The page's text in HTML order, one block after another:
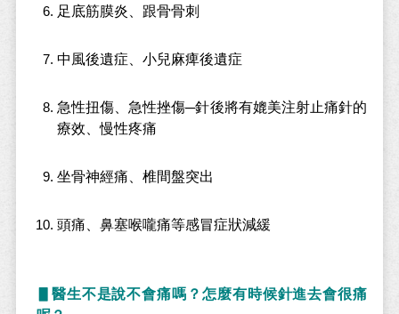
足底筋膜炎、跟骨骨刺
中風後遺症、小兒麻痺後遺症
急性扭傷、急性挫傷─針後將有媲美注射止痛針的
療效、慢性疼痛
坐骨神經痛、椎間盤突出
頭痛、鼻塞喉嚨痛等感冒症狀減緩
▋醫生不是說不會痛嗎？怎麼有時候針進去會很痛